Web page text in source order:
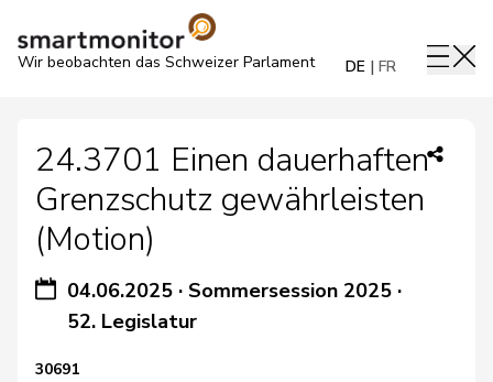
Wir beobachten das Schweizer Parlament DE FR
24.3701 Einen dauerhaften
Grenzschutz gewährleisten
(Motion)
04.06.2025 ·Sommersession 2025 ·
52. Legislatur
30691